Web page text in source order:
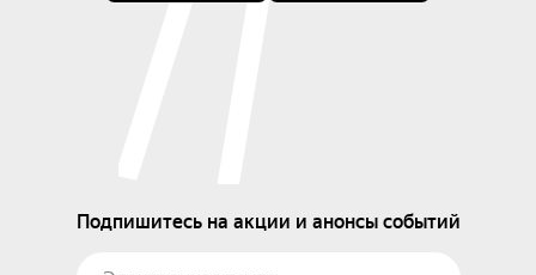
Подпишитесь на акции и анонсы событий